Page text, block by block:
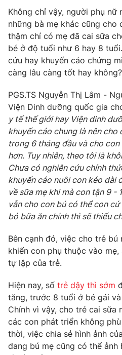
VTV Sức khoẻ
Thị trường 24h
VTV4
VTV9
Liên hệ tòa soạn
THỜI BÁO VTV
Cơ quan chủ quản:Đài Truyền
Cơ quan báo chí:
Giấy phép hoạt động báo in và
cấp ngày 29/12/2023
Tổng Biên tập: Vũ Thanh Thủy
Phó Tổng Biên tập:Nguyễn Thị
Nguyễn Trọng Ninh
Tổng đài VTV: 024.38 355 931 -
Không chỉ vậy, người phụ
những bà mẹ khác cũng cho
thậm chí có mẹ đã cai sữa
bé ở độ tuổi như 6 hay 8
cứu hay khuyến cáo chứng
càng lâu càng tốt hay không?
PGS.TS Nguyễn Thị Lâm -
Viện Dinh dưỡng quốc gia
y tế thế giới hay Viện dinh
khuyến cáo chung là nên cho
trong 6 tháng đầu và cho
hơn. Tuy nhiên, theo tôi là
Chưa có nghiên cứu chính
khuyến cáo nuôi con kéo dài
về sữa mẹ khi mà con tận 9 -
vẫn cho con bú có thể con
bỏ bữa ăn chính thì sẽ thiếu
Bên cạnh đó, việc cho trẻ
khiến con phụ thuộc vào
tự lập của trẻ.
Hiện nay, số trẻ dậy thì sớm
tăng, trước 8 tuổi ở bé gái
Chính vì vậy, cho trẻ cai sữa
các con phát triển không
thời, việc chia sẻ hình ảnh
đang bú mẹ cũng có thể